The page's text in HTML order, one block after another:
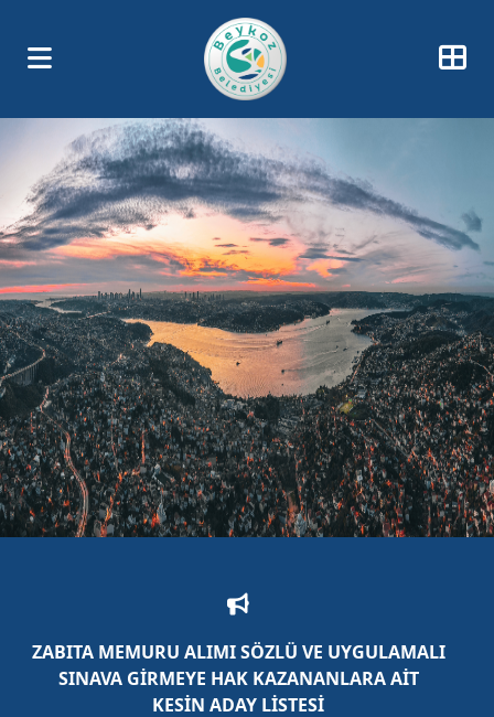
ZABITA MEMURU ALIMI SÖZLÜ VE UYGULAMALI
SINAVA GİRMEYE HAK KAZANANLARA AİT
KESİN ADAY LİSTESİ